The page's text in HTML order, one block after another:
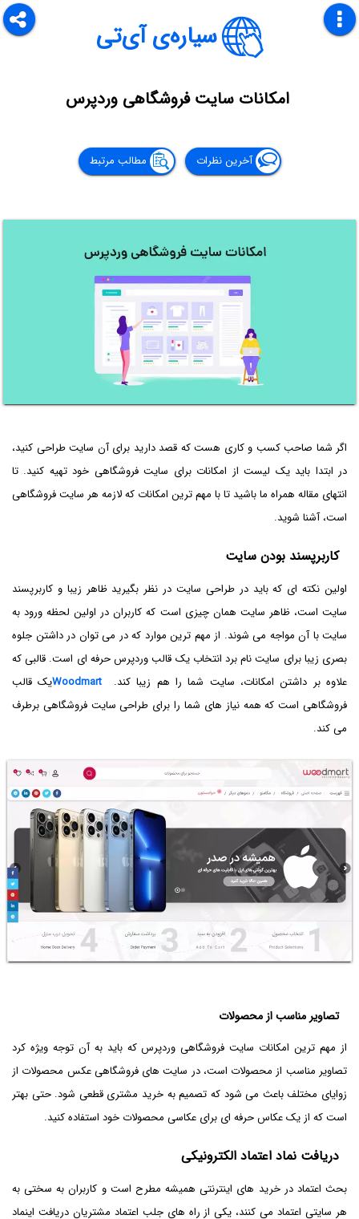
سیاره‌ی آی‌تی
امکانات سایت فروشگاهی وردپرس
آخرین نظرات مطالب مرتبط
اگر شما صاحب کسب و کاری هست که قصد دارید برای آن سایت طراحی کنید،
در ابتدا باید یک لیست از امکانات برای سایت فروشگاهی خود تهیه کنید. تا
انتهای مقاله همراه ما باشید تا با مهم ترین امکانات که لازمه هر سایت فروشگاهی
است، آشنا شوید.
کاربرپسند بودن سایت
اولین نکته ای که باید در طراحی سایت در نظر بگیرید ظاهر زیبا و کاربرپسند
سایت است، ظاهر سایت همان چیزی است که کاربران در اولین لحظه ورود به
سایت با آن مواجه می شوند. از مهم ترین موارد که در می توان در داشتن جلوه
بصری زیبا برای سایت نام برد انتخاب یک قالب وردپرس حرفه ای است. قالبی که
علاوه بر داشتن امکانات، سایت شما را هم زیبا کند. Woodmartیک قالب
فروشگاهی است که همه نیاز های شما را برای طراحی سایت فروشگاهی برطرف
می کند.
تصاویر مناسب از محصولات
از مهم ترین امکانات سایت فروشگاهی وردپرس که باید به آن توجه ویژه کرد
تصاویر مناسب از محصولات است، در سایت های فروشگاهی عکس محصولات از
زوایای مختلف باعث می شود که تصمیم به خرید مشتری قطعی شود. حتی بهتر
است که از یک عکاس حرفه ای برای عکاسی محصولات خود استفاده کنید.
دریافت نماد اعتماد الکترونیکی
بحث اعتماد در خرید های اینترنتی همیشه مطرح است و کاربران به سختی به
هر سایتی اعتماد می کنند، یکی از راه های جلب اعتماد مشتریان دریافت اینماد